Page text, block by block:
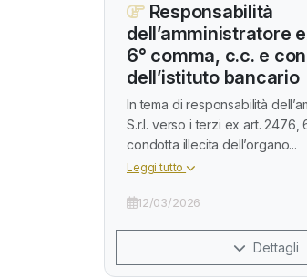
Responsabilità
dell’amministratore
6° comma, c.c. e
dell’istituto bancario
In tema di responsabilità
S.r.l. verso i terzi ex art. 2476,
condotta illecita dell’organo...
Leggi tutto
12/03/2026
Dettagli